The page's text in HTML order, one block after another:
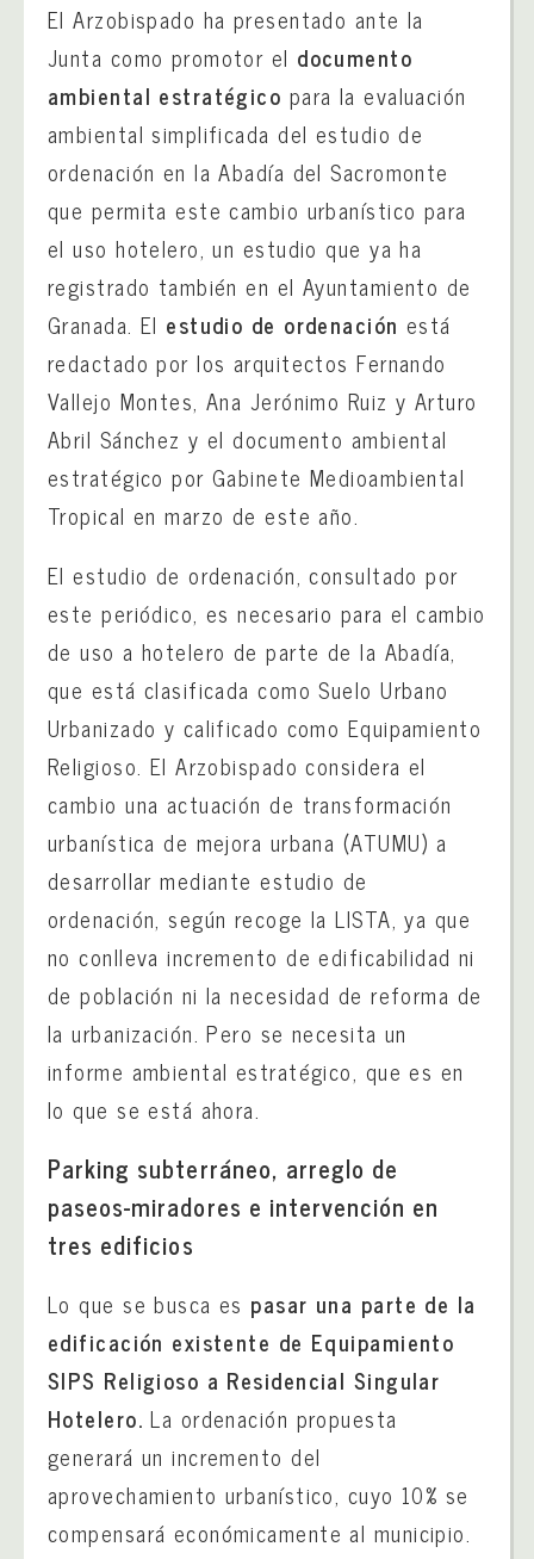
El Arzobispado ha presentado ante la
Junta como promotor el documento
ambiental estratégico para la evaluación
ambiental simplificada del estudio de
ordenación en la Abadía del Sacromonte
que permita este cambio urbanístico para
el uso hotelero, un estudio que ya ha
registrado también en el Ayuntamiento de
Granada. El estudio de ordenación está
redactado por los arquitectos Fernando
Vallejo Montes, Ana Jerónimo Ruiz y Arturo
Abril Sánchez y el documento ambiental
estratégico por Gabinete Medioambiental
Tropical en marzo de este año.
El estudio de ordenación, consultado por
este periódico, es necesario para el cambio
de uso a hotelero de parte de la Abadía,
que está clasificada como Suelo Urbano
Urbanizado y calificado como Equipamiento
Religioso. El Arzobispado considera el
cambio una actuación de transformación
urbanística de mejora urbana (ATUMU) a
desarrollar mediante estudio de
ordenación, según recoge la LISTA, ya que
no conlleva incremento de edificabilidad ni
de población ni la necesidad de reforma de
la urbanización. Pero se necesita un
informe ambiental estratégico, que es en
lo que se está ahora.
Parking subterráneo, arreglo de
paseos-miradores e intervención en
tres edificios
Lo que se busca es pasar una parte de la
edificación existente de Equipamiento
SIPS Religioso a Residencial Singular
Hotelero. La ordenación propuesta
generará un incremento del
aprovechamiento urbanístico, cuyo 10% se
compensará económicamente al municipio.